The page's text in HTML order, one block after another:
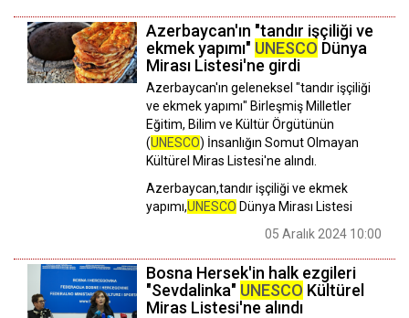
Azerbaycan'ın "tandır işçiliği ve
ekmek yapımı" UNESCO Dünya
Mirası Listesi'ne girdi
Azerbaycan'ın geleneksel "tandır işçiliği
ve ekmek yapımı" Birleşmiş Milletler
Eğitim, Bilim ve Kültür Örgütünün
(UNESCO) İnsanlığın Somut Olmayan
Kültürel Miras Listesi'ne alındı.
Azerbaycan,tandır işçiliği ve ekmek
yapımı,UNESCO Dünya Mirası Listesi
05 Aralık 2024 10:00
Bosna Hersek'in halk ezgileri
"Sevdalinka" UNESCO Kültürel
Miras Listesi'ne alındı